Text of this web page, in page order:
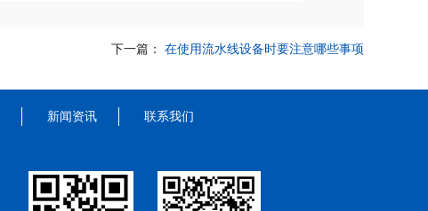
下一篇： 在使用流水线设备时要注意哪些事项
新闻资讯 联系我们